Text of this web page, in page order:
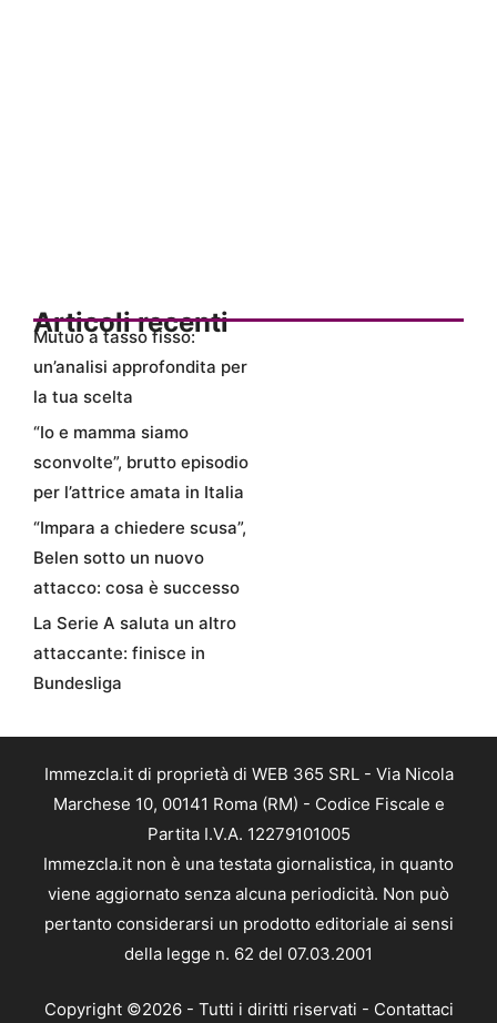
Articoli recenti
Mutuo a tasso fisso:
un’analisi approfondita per
la tua scelta
“Io e mamma siamo
sconvolte”, brutto episodio
per l’attrice amata in Italia
“Impara a chiedere scusa”,
Belen sotto un nuovo
attacco: cosa è successo
La Serie A saluta un altro
attaccante: finisce in
Bundesliga
Immezcla.it di proprietà di WEB 365 SRL - Via Nicola
Marchese 10, 00141 Roma (RM) - Codice Fiscale e
Partita I.V.A. 12279101005
Immezcla.it non è una testata giornalistica, in quanto
viene aggiornato senza alcuna periodicità. Non può
pertanto considerarsi un prodotto editoriale ai sensi
della legge n. 62 del 07.03.2001
Copyright ©2026 - Tutti i diritti riservati - Contattaci